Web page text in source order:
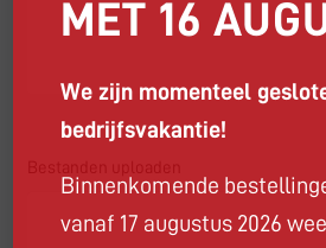
Bestanden uploaden
MET 16
We zijn momenteel
bedrijfsvakantie!
Binnenkomende
vanaf 17 augustus 2026